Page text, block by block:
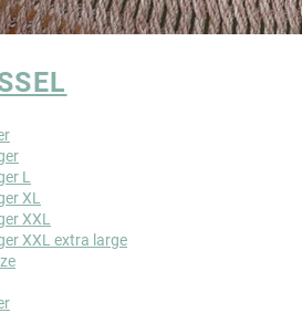
L
XL
XXL
XXL extra large